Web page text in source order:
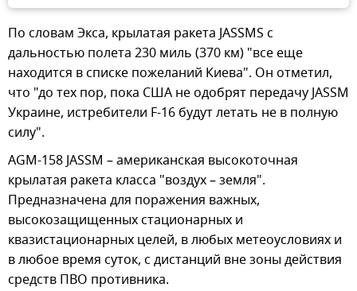
По словам Экса, крылатая ракета JASSMS с
дальностью полета 230 миль (370 км) "все еще
находится в списке пожеланий Киева". Он отметил,
что "до тех пор, пока США не одобрят передачу JASSM
Украине, истребители F-16 будут летать не в полную
силу".
AGM-158 JASSM – американская высокоточная
крылатая ракета класса "воздух – земля".
Предназначена для поражения важных,
высокозащищенных стационарных и
квазистационарных целей, в любых метеоусловиях и
в любое время суток, с дистанций вне зоны действия
средств ПВО противника.